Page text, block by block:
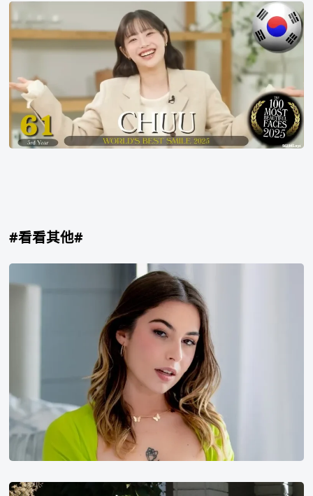
2025
年
世
百
大
美
女
第
#看看其他#
Chanel
Camryn
Alexis